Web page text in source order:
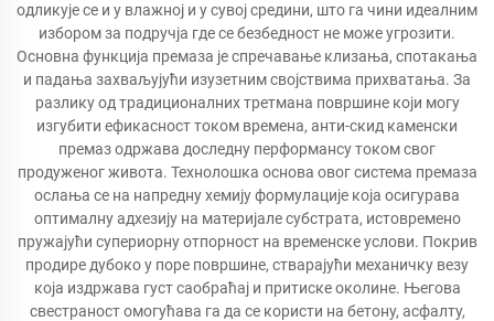
одликује се и у влажној и у сувој средини, што га чини идеалним
избором за подручја где се безбедност не може угрозити.
Основна функција премаза је спречавање клизања, спотакања
и падања захваљујући изузетним својствима прихватања. За
разлику од традиционалних третмана површине који могу
изгубити ефикасност током времена, анти-скид каменски
премаз одржава доследну перформансу током свог
продуженог живота. Технолошка основа овог система премаза
ослања се на напредну хемију формулације која осигурава
оптималну адхезију на материјале субстрата, истовремено
пружајући супериорну отпорност на временске услови. Покрив
продире дубоко у поре површине, стварајући механичку везу
која издржава густ саобраћај и притиске околине. Његова
свестраност омогућава га да се користи на бетону, асфалту,